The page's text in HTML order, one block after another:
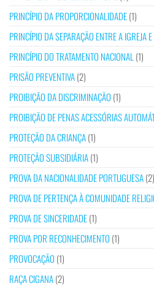
PRINCÍPIO DA PROPORCIONALIDADE(1)
PRINCÍPIO DA SEPARAÇÃO ENTRE A IGREJA
PRINCÍPIO DO TRATAMENTO NACIONAL(1)
PRISÃO PREVENTIVA(2)
PROIBIÇÃO DA DISCRIMINAÇÃO (1)
PROIBIÇÃO DE PENAS ACESSÓRIAS
PROTEÇÃO DA CRIANÇA(1)
PROTEÇÃO SUBSIDIÁRIA(1)
PROVA DA NACIONALIDADE PORTUGUESA(2)
PROVA DE PERTENÇA À COMUNIDADE
PROVA DE SINCERIDADE(1)
PROVA POR RECONHECIMENTO (1)
PROVOCAÇÃO (1)
RAÇA CIGANA(2)